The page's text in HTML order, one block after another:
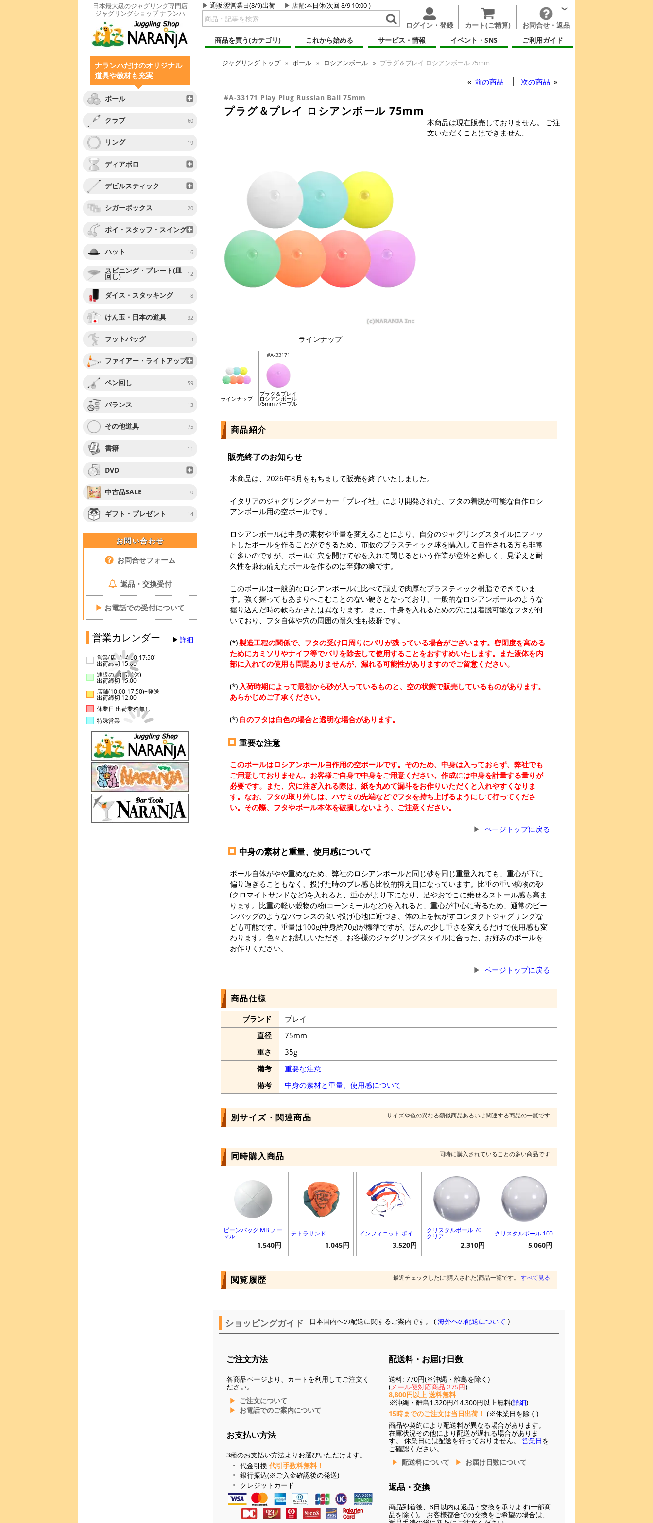
日本最大級のジャグリング専門店
ジャグリングショップ ナランハ
通販:翌営業日(8/9)出荷 店舗:本日休(次回 8/9 10:00-)
ログイン・登録 カート(ご精算)
お問合せ・返品
商品を買う(カテゴリ)
これから始める サービス・情報 イベント・SNS ご利用ガイド
ナランハだけのオリジナル
道具や教材も充実
ボール
クラブ 60
リング 19
ディアボロ
デビルスティック
シガーボックス 20
ポイ・スタッフ・スイング
ハット 16
スピニング・プレート(皿
回し) 12
ダイス・スタッキング 8
けん玉・日本の道具 32
フットバッグ 13
ファイアー・ライトアップ
ペン回し 59
バランス 13
その他道具 75
書籍 11
DVD
中古品SALE 0
ギフト・プレゼント 14
お問い合わせ
お問合せフォーム
返品・交換受付
▶ お電話での受付について
営業カレンダー 詳細
営業(店舗14:00-17:50)
出荷締切 15:00
通販のみ(店舗休)
出荷締切 15:00
店舗(10:00-17:50)+発送
出荷締切 12:00
休業日 出荷業務無し
特殊営業
ジャグリング トップ ボール ロシアンボール プラグ＆プレイ ロシアンボール 75mm
前の商品 次の商品
#A-33171 Play Plug Russian Ball 75mm
プラグ＆プレイ ロシアンボール 75mm
ラインナップ
ラインナップ
#A-33171
プラグ＆プレイ
ロシアンボール
75mm パープル
本商品は現在販売しておりません。 ご注
文いただくことはできません。
商品紹介
販売終了のお知らせ
本商品は、2026年8月をもちまして販売を終了いたしました。
イタリアのジャグリングメーカー「プレイ社」により開発された、フタの着脱が可能な自作ロシ
アンボール用の空ボールです。
ロシアンボールは中身の素材や重量を変えることにより、自分のジャグリングスタイルにフィッ
トしたボールを作ることができるため、市販のプラスティック球を購入して自作される方も非常
に多いのですが、ボールに穴を開けて砂を入れて閉じるという作業が意外と難しく、見栄えと耐
久性を兼ね備えたボールを作るのは至難の業です。
このボールは一般的なロシアンボールに比べて頑丈で肉厚なプラスティック樹脂でできていま
す。強く握ってもあまりへこむことのない硬さとなっており、一般的なロシアンボールのような
握り込んだ時の軟らかさとは異なります。また、中身を入れるための穴には着脱可能なフタが付
いており、フタ自体や穴の周囲の耐久性も抜群です。
製造工程の関係で、フタの受け口周りにバリが残っている場合がございます。密閉度を高める
ためにカミソリやナイフ等でバリを除去して使用することをおすすめいたします。また液体を内
部に入れての使用も問題ありませんが、漏れる可能性がありますのでご留意ください。
入荷時期によって最初から砂が入っているものと、空の状態で販売しているものがあります。
あらかじめご了承ください。
白のフタは白色の場合と透明な場合があります。
重要な注意
このボールはロシアンボール自作用の空ボールです。そのため、中身は入っておらず、弊社でも
ご用意しておりません。お客様ご自身で中身をご用意ください。作成には中身を計量する量りが
必要です。また、穴に注ぎ入れる際は、紙を丸めて漏斗をお作りいただくと入れやすくなりま
す。なお、フタの取り外しは、ハサミの先端などでフタを持ち上げるようにして行ってくださ
い。その際、フタやボール本体を破損しないよう、ご注意ください。
ページトップに戻る
中身の素材と重量、使用感について
ボール自体がやや重めなため、弊社のロシアンボールと同じ砂を同じ重量入れても、重心が下に
偏り過ぎることもなく、投げた時のブレ感も比較的抑え目になっています。比重の重い鉱物の砂
(クロマイトサンドなど)を入れると、重心がより下になり、足やおでこに乗せるストール感も高ま
ります。比重の軽い穀物の粉(コーンミールなど)を入れると、重心が中心に寄るため、通常のビー
ンバッグのようなバランスの良い投げ心地に近づき、体の上を転がすコンタクトジャグリングな
ども可能です。重量は100g(中身約70g)が標準ですが、ほんの少し重さを変えるだけで使用感も変
わります。色々とお試しいただき、お客様のジャグリングスタイルに合った、お好みのボールを
お作りください。
ページトップに戻る
商品仕様
ブランド
プレイ
直径
75mm
重さ
35g
備考
重要な注意
備考
中身の素材と重量、使用感について
別サイズ・関連商品 サイズや色の異なる類似商品あるいは関連する商品の一覧です
同時購入商品 同時に購入されていることの多い商品です
ビーンバッグ MB ノー
マル
1,540円
テトラサンド
1,045円
インフィニット ポイ
3,520円
クリスタルボール 70
クリア
2,310円
クリスタルボール 100
5,060円
閲覧履歴 最近チェックした(ご購入された)商品一覧です。 すべて見る
ショッピングガイド 日本国内への配送に関するご案内です。 (海外への配送について )
ご注文方法
各商品ページより、カートを利用してご注文く
ださい。
ご注文について
お電話でのご案内について
お支払い方法
3種のお支払い方法よりお選びいただけます。
代金引換 代引手数料無料！
銀行振込(※ご入金確認後の発送)
クレジットカード
配送料・お届け日数
送料: 770円(※沖縄・離島を除く)
(メール便対応商品 275円)
8,800円以上 送料無料
※沖縄・離島1,320円/14,300円以上無料(詳細)
15時までのご注文は当日出荷！ (※休業日を除く)
商品や契約により配送料が異なる場合があります。
在庫状況その他により配送が遅れる場合がありま
す。 休業日には配送を行っておりません。 営業日を
ご確認ください。
配送料について
お届け日数について
返品・交換
商品到着後、8日以内は返品・交換を承ります(一部商
品を除く)。 お客様都合での交換をご希望の場合は、